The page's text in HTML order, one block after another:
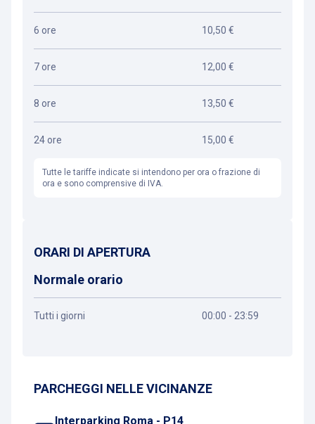
6 ore 10,50 €
7 ore 12,00 €
8 ore 13,50 €
24 ore 15,00 €
Tutte le tariffe indicate si intendono per ora o frazione di
ora e sono comprensive di IVA.
ORARI DI APERTURA
Normale orario
Tutti i giorni 00:00 - 23:59
PARCHEGGI NELLE VICINANZE
Interparking Roma - P14